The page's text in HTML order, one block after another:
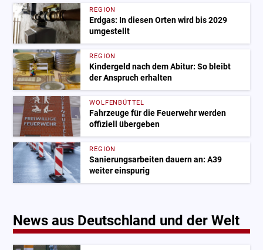
REGION
Erdgas: In diesen Orten wird bis 2029
umgestellt
REGION
Kindergeld nach dem Abitur: So bleibt
der Anspruch erhalten
WOLFENBÜTTEL
Fahrzeuge für die Feuerwehr werden
offiziell übergeben
REGION
Sanierungsarbeiten dauern an: A39
weiter einspurig
News aus Deutschland und der Welt